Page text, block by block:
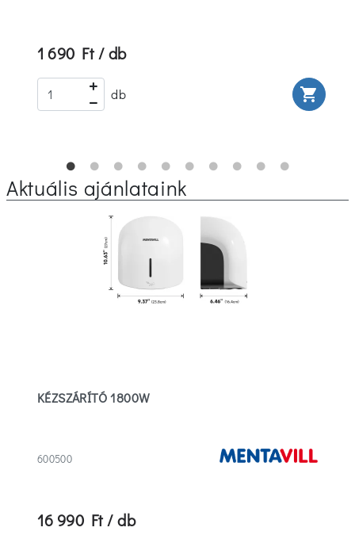
1 690 Ft / db
db shopping_cart
Aktuális ajánlataink
KÉZSZÁRÍTÓ 1800W
600500
16 990 Ft / db